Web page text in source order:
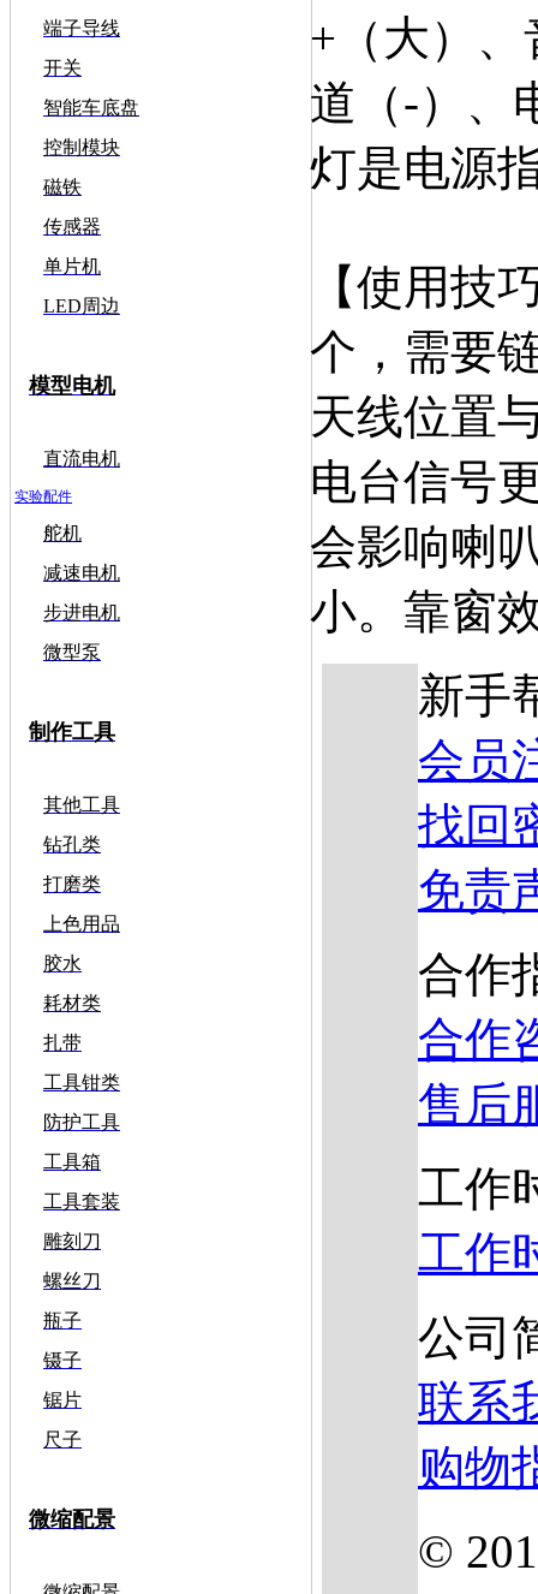
端子导线
开关
智能车底盘
控制模块
磁铁
传感器
单片机
LED周边
模型电机
直流电机
实验配件
舵机
减速电机
步进电机
微型泵
制作工具
其他工具
钻孔类
打磨类
上色用品
胶水
耗材类
扎带
工具钳类
防护工具
工具箱
工具套装
雕刻刀
螺丝刀
瓶子
镊子
锯片
尺子
微缩配景
+（大）
道（-）、
灯是电源
【使用技
个，需要
天线位置
电台信号
会影响喇
小。靠窗
新手
会员
找回
免责
合作
合作
售后
工作
工作
公司
联系
购物
©